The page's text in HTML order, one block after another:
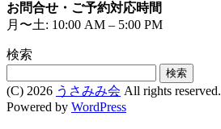
お問合せ・ご予約対応時間
月〜土: 10:00 AM – 5:00 PM
検索
索:
(C) 2026 うさみみ会 All rights reserved.
Powered by WordPress